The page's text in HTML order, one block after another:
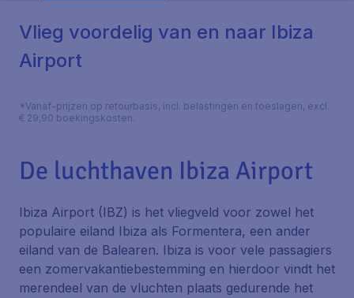
Vlieg voordelig van en naar Ibiza
Airport
*Vanaf-prijzen op retourbasis, incl. belastingen en toeslagen, excl.
€ 29,90 boekingskosten.
De luchthaven Ibiza Airport
Ibiza Airport (IBZ) is het vliegveld voor zowel het
populaire eiland Ibiza als Formentera, een ander
eiland van de Balearen. Ibiza is voor vele passagiers
een zomervakantiebestemming en hierdoor vindt het
merendeel van de vluchten plaats gedurende het